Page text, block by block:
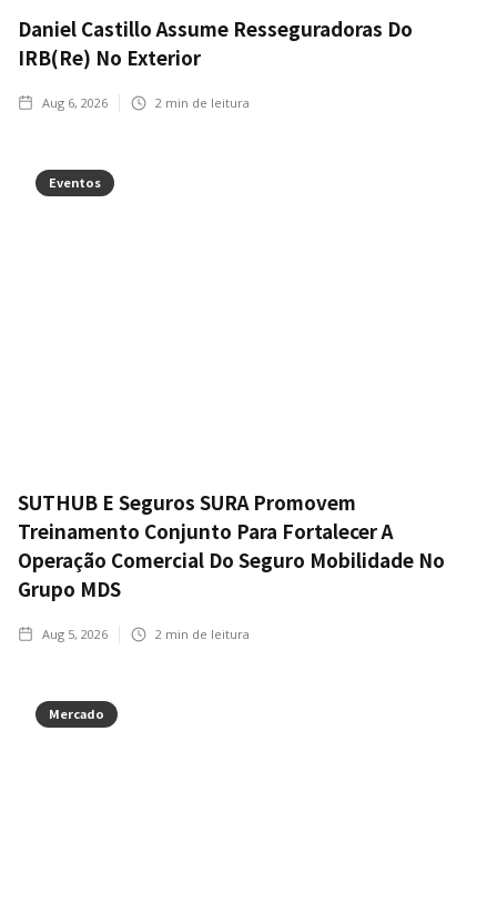
Daniel Castillo Assume Resseguradoras Do
IRB(Re) No Exterior
Aug 6, 2026 2 min de leitura
Eventos
SUTHUB E Seguros SURA Promovem
Treinamento Conjunto Para Fortalecer A
Operação Comercial Do Seguro Mobilidade No
Grupo MDS
Aug 5, 2026 2 min de leitura
Mercado